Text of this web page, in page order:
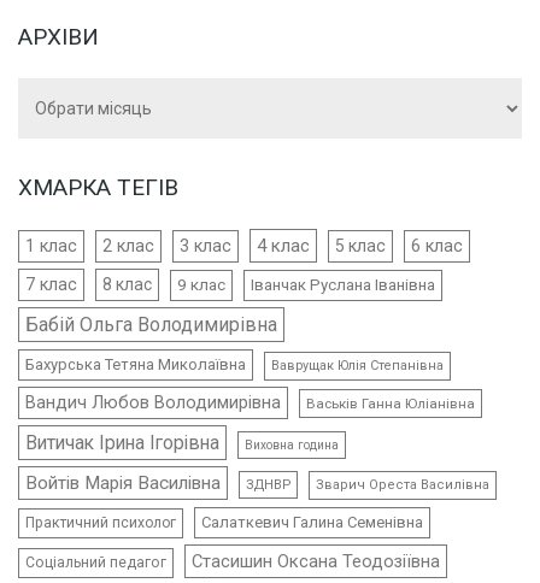
АРХІВИ
ХМАРКА ТЕГІВ
1 клас 2 клас 3 клас 4 клас 5 клас 6 клас
7 клас 8 клас 9 клас Іванчак Руслана Іванівна
Бабій Ольга Володимирівна
Бахурська Тетяна Миколаївна Ваврущак Юлія Степанівна
Вандич Любов Володимирівна Васьків Ганна Юліанівна
Витичак Ірина Ігорівна Виховна година
Войтів Марія Василівна ЗДНВР Зварич Ореста Василівна
Практичний психолог Салаткевич Галина Семенівна
Соціальний педагог Стасишин Оксана Теодозіївна